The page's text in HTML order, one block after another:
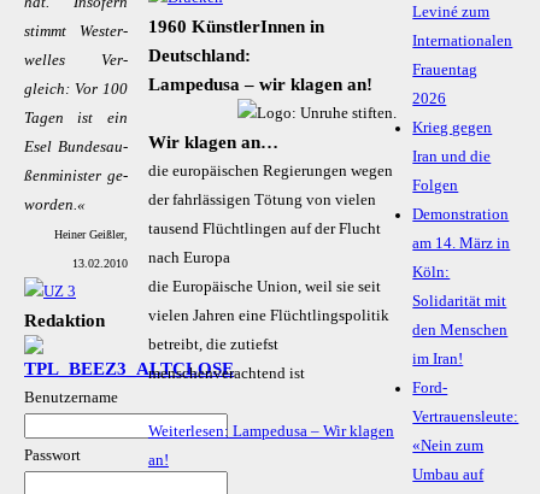
stimmt Wes­ter­
wel­les Ver­
gleich: Vor 100
Ta­gen ist ein
Esel Bun­des­au­
ßen­mi­nis­ter ge­
wor­den.«
Heiner Geißler,
13.02.2010
Redaktion
Benutzername
Passwort
1960 KünstlerInnen in
Deutschland:
Lampedusa – wir klagen an!
Wir klagen an…
die europäischen Regierungen wegen
der fahrlässigen Tötung von vielen
tausend Flüchtlingen auf der Flucht
nach Europa
die Europäische Union, weil sie seit
vielen Jahren eine Flüchtlingspolitik
betreibt, die zutiefst
menschenverachtend ist
Weiterlesen: Lampedusa – Wir klagen
an!
Leviné zum
Internationalen
Frauentag
2026
Krieg gegen
Iran und die
Folgen
Demonstration
am 14. März in
Köln:
Solidarität mit
den Menschen
im Iran!
Ford-
Vertrauensleute:
«Nein zum
Umbau auf